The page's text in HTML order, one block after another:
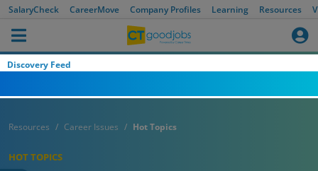
SalaryCheck CareerMove Company Profiles Learning Resources
Discovery Feed
Resources Career Issues Hot Topics
HOT TOPICS